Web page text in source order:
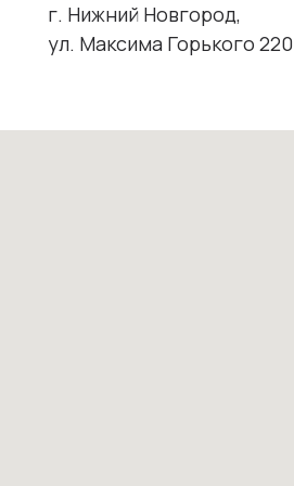
г. Нижний Новгород,
ул. Максима Горького 220